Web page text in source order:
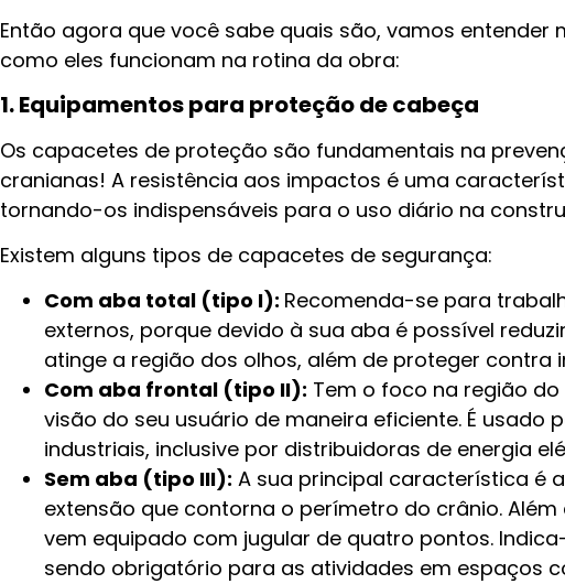
Então agora que você sabe quais são, vamos entender
como eles funcionam na rotina da obra:
1. Equipamentos para proteção de cabeça
Os capacetes de proteção são fundamentais na
cranianas! A resistência aos impactos é uma
tornando-os indispensáveis para o uso diário na
Existem alguns tipos de capacetes de segurança:
Com aba total (tipo I): Recomenda-se para
externos, porque devido à sua aba é possível
atinge a região dos olhos, além de proteger contra
Com aba frontal (tipo II): Tem o foco na região
visão do seu usuário de maneira eficiente. É usado
industriais, inclusive por distribuidoras de energia
Sem aba (tipo III): A sua principal característica é
extensão que contorna o perímetro do crânio. Além
vem equipado com jugular de quatro pontos.
sendo obrigatório para as atividades em espaços